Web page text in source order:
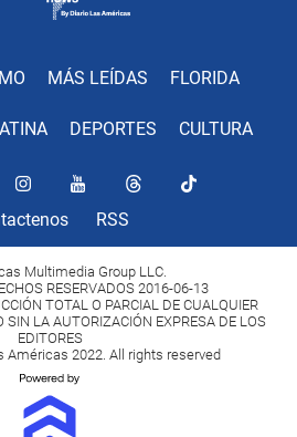
MÁS LEÍDAS FLORIDA
DEPORTES CULTURA
RSS
Multimedia Group LLC.
RESERVADOS 2016-06-13
TOTAL O PARCIAL DE CUALQUIER
SIN LA AUTORIZACIÓN EXPRESA DE LOS
EDITORES
Américas 2022. All rights reserved